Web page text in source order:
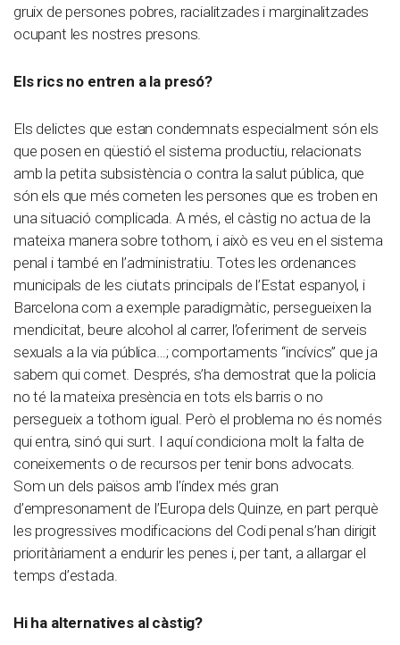
gruix de persones pobres, racialitzades i marginalitzades
ocupant les nostres presons.
Els rics no entren a la presó?
Els delictes que estan condemnats especialment són els
que posen en qüestió el sistema productiu, relacionats
amb la petita subsistència o contra la salut pública, que
són els que més cometen les persones que es troben en
una situació complicada. A més, el càstig no actua de la
mateixa manera sobre tothom, i això es veu en el sistema
penal i també en l’administratiu. Totes les ordenances
municipals de les ciutats principals de l’Estat espanyol, i
Barcelona com a exemple paradigmàtic, persegueixen la
mendicitat, beure alcohol al carrer, l’oferiment de serveis
sexuals a la via pública…; comportaments “incívics” que ja
sabem qui comet. Després, s’ha demostrat que la policia
no té la mateixa presència en tots els barris o no
persegueix a tothom igual. Però el problema no és només
qui entra, sinó qui surt. I aquí condiciona molt la falta de
coneixements o de recursos per tenir bons advocats.
Som un dels països amb l’índex més gran
d’empresonament de l’Europa dels Quinze, en part perquè
les progressives modificacions del Codi penal s’han dirigit
prioritàriament a endurir les penes i, per tant, a allargar el
temps d’estada.
Hi ha alternatives al càstig?